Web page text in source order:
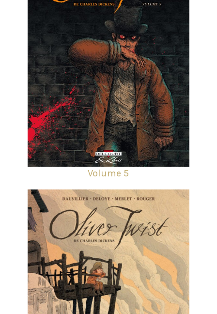
Volume 5